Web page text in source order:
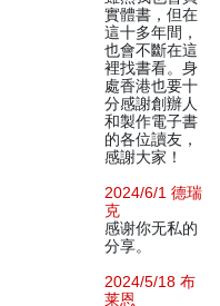
實體書，但在
這十多年間，
也會不斷在這
裡找書看。身
處香港也要十
分感謝創辦人
和製作電子書
的各位讀友，
感謝大家！
2024/6/1 德瑞
克
感谢你无私的
分享。
2024/5/18 布
莱恩